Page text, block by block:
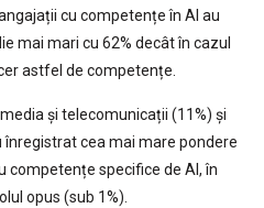
cu competențe în AI au
mai mari cu 62% decât în cazul
astfel de competențe.
și telecomunicații (11%) și
cea mai mare pondere
competențe specifice de AI, în
opus (sub 1%).